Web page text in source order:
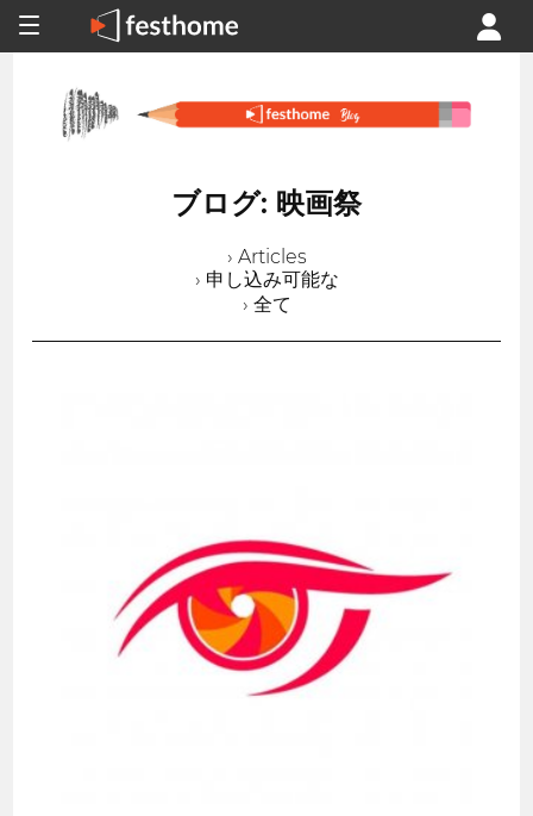
ブログ: 映画祭
› Articles
› 申し込み可能な
› 全て